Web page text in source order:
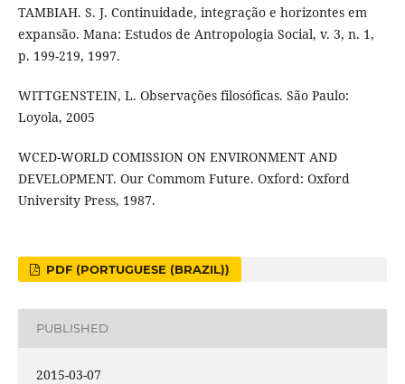
TAMBIAH. S. J. Continuidade, integração e horizontes em
expansão. Mana: Estudos de Antropologia Social, v. 3, n. 1,
p. 199-219, 1997.
WITTGENSTEIN, L. Observações filosóficas. São Paulo:
Loyola, 2005
WCED-WORLD COMISSION ON ENVIRONMENT AND
DEVELOPMENT. Our Commom Future. Oxford: Oxford
University Press, 1987.
PDF (PORTUGUESE (BRAZIL))
PUBLISHED
2015-03-07